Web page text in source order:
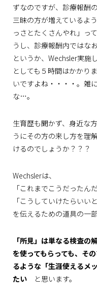
ずなのですが、診療報酬
三昧の方が増えているよ
っさとたくさんやれ」っ
うし、診療報酬内ではな
というか、Wechsler実施
としても５時間はかかり
いですよね・・・・。雑
な…。
生育歴も聞かず、身近な
うにその方の来し方を理
けるのでしょうか？？？
Wechslerは、
「これまでこうだったん
「こうしていけたらいい
を伝えるための道具の一
「所見」は単なる検査
を使ってもらっても、そ
るような「生涯使えるメ
たい と思います。